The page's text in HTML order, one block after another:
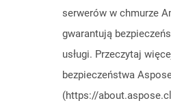
serwerów w chmurze
gwarantują
usługi. Przeczytaj
bezpieczeństwa
(https://